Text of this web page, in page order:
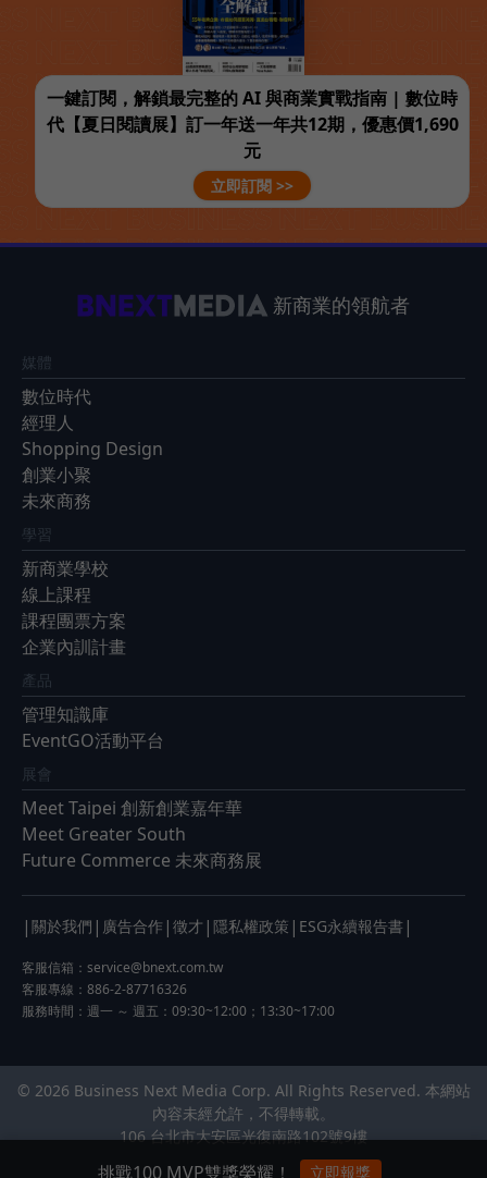
一鍵訂閱，解鎖最完整的 AI 與商業實戰指南 | 數位時
代【夏日閱讀展】訂一年送一年共12期，優惠價1,690
元
立即訂閱 >>
新商業的領航者
媒體
數位時代
經理人
Shopping Design
創業小聚
未來商務
學習
新商業學校
線上課程
課程團票方案
企業內訓計畫
產品
管理知識庫
EventGO活動平台
展會
Meet Taipei 創新創業嘉年華
Meet Greater South
Future Commerce 未來商務展
| 關於我們 | 廣告合作 | 徵才 | 隱私權政策 | ESG永續報告書 |
客服信箱： service@bnext.com.tw
客服專線：886-2-87716326
服務時間：週一 ～ 週五：09:30~12:00；13:30~17:00
© 2026 Business Next Media Corp. All Rights Reserved. 本網站
內容未經允許，不得轉載。
106 台北市大安區光復南路102號9樓
挑戰100 MVP雙獎榮耀！ 立即報獎